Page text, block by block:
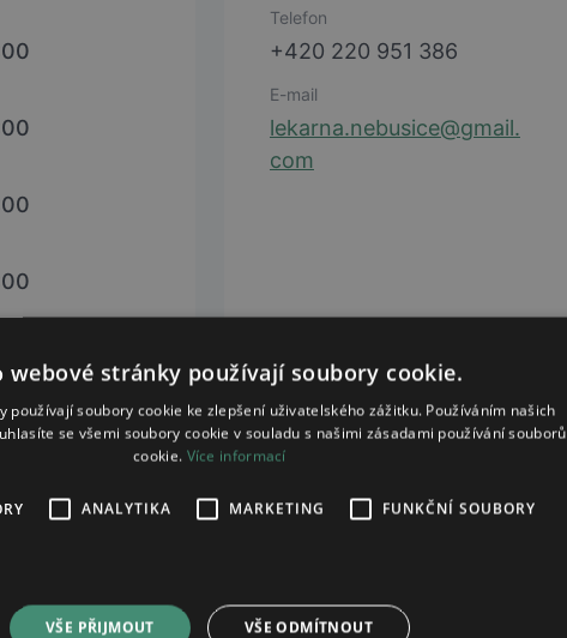
Telefon
+420 220 951 386
E-mail
lekarna.nebusice@gmail.
com
webové stránky používají soubory cookie.
používají soubory cookie ke zlepšení uživatelského zážitku. Používáním našich
se všemi soubory cookie v souladu s našimi zásadami používání souborů
cookie. Více informací
ANALYTIKA MARKETING FUNKČNÍ SOUBORY
VŠE PŘIJMOUT VŠE ODMÍTNOUT